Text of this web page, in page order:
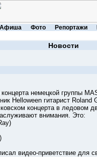
Фото Репортажи
Новости
немецкой группы
Helloween гитарист Roland
концерта в ледовом
внимания. Это:
видео-приветствие для